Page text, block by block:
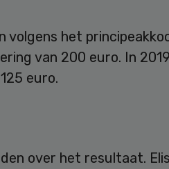
volgens het
van 200 euro. In
euro.
over het resultaat.